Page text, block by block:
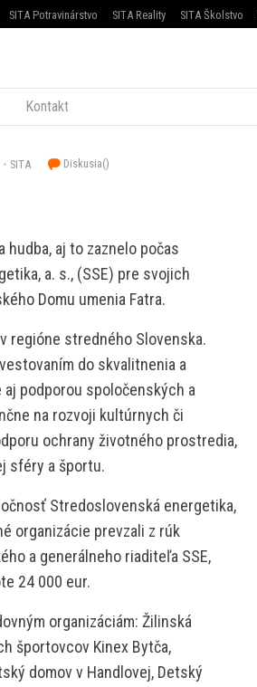
SITA Potravinárstvo SITA Reality SITA Školstvo
Kontakt
SITA Diskusia()
hudba, aj to zaznelo počas
a. s., (SSE) pre svojich
Domu umenia Fatra.
regióne stredného Slovenska.
do skvalitnenia a
podporou spoločenských a
na rozvoji kultúrnych či
ochrany životného prostredia,
sféry a športu.
Stredoslovenská energetika,
organizácie prevzali z rúk
a generálneho riaditeľa SSE,
24 000 eur.
organizáciám: Žilinská
športovcov Kinex Bytča,
domov v Handlovej, Detský